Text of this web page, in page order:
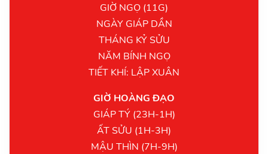
GIỜ NGỌ (11G)
NGÀY GIÁP DẦN
THÁNG KỶ SỬU
NĂM BÍNH NGỌ
TIẾT KHÍ: LẬP XUÂN
GIỜ HOÀNG ĐẠO
GIÁP TÝ (23H-1H)
ẤT SỬU (1H-3H)
MẬU THÌN (7H-9H)